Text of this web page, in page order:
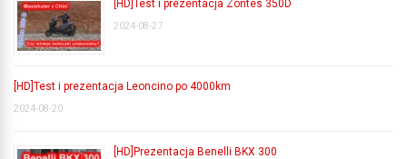
[HD]Test i prezentacja Zontes 350D
2024-08-27
[HD]Test i prezentacja Leoncino po 4000km
2024-08-20
[HD]Prezentacja Benelli BKX 300